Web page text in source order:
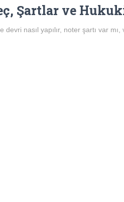
Şartlar ve
nasıl yapılır, noter şartı var